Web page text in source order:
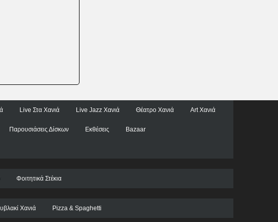
Live Στα Χανιά Live Jazz Χανιά Θέατρο Χανιά Art Χανιά
Παρουσιάσεις Δίσκων Εκθέσεις Bazaar
Φοιτητικά Στέκια
Χανιά Pizza & Spaghetti